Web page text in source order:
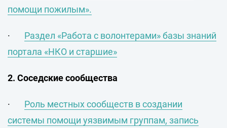
помощи пожилым».
· Раздел «Работа с волонтерами» базы знаний
портала «НКО и старшие»
2. Соседские сообщества
· Роль местных сообществ в создании
системы помощи уязвимым группам, запись